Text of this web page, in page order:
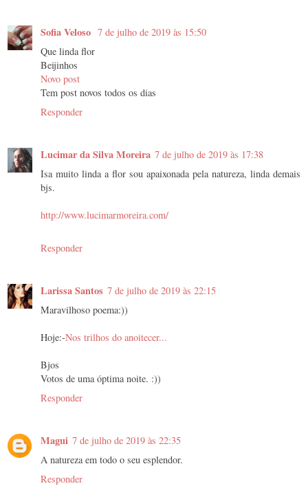
Sofia Veloso 7 de julho de 2019 às 15:50
Que linda flor
Beijinhos
Novo post
Tem post novos todos os dias
Responder
Lucimar da Silva Moreira 7 de julho de 2019 às 17:38
Isa muito linda a flor sou apaixonada pela natureza, linda demais
bjs.
http://www.lucimarmoreira.com/
Responder
Larissa Santos 7 de julho de 2019 às 22:15
Maravilhoso poema:))
Hoje:-Nos trilhos do anoitecer...
Bjos
Votos de uma óptima noite. :))
Responder
Magui 7 de julho de 2019 às 22:35
A natureza em todo o seu esplendor.
Responder